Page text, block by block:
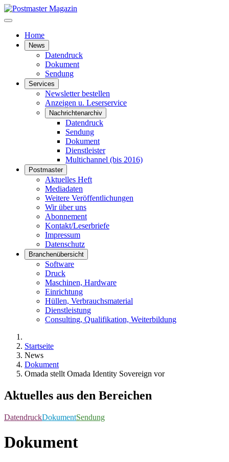
Home
News
Datendruck
Dokument
Sendung
Services
Newsletter bestellen
Anzeigen u. Leserservice
Nachrichtenarchiv
Datendruck
Sendung
Dokument
Dienstleister
Multichannel (bis 2016)
Postmaster
Aktuelles Heft
Mediadaten
Weitere Veröffentlichungen
Wir über uns
Abonnement
Kontakt/Leserbriefe
Impressum
Datenschutz
Branchenübersicht
Software
Druck
Maschinen, Hardware
Einrichtung
Hüllen, Verbrauchsmaterial
Dienstleistung
Consulting, Qualifikation, Weiterbildung
Startseite
News
Dokument
Omada stellt Omada Identity Sovereign vor
Aktuelles aus den Bereichen
DatendruckDokumentSendung
Dokument